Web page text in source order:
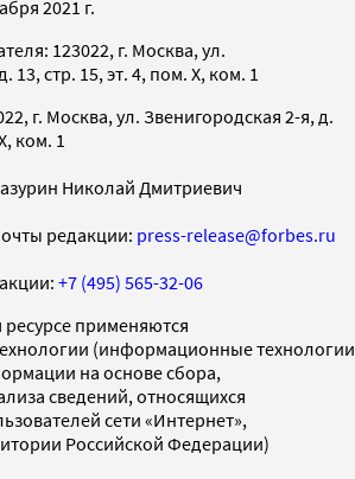
2021 г.
123022, г. Москва, ул.
13, стр. 15, эт. 4, пом. X, ком. 1
г. Москва, ул. Звенигородская 2-я, д.
ком. 1
Николай Дмитриевич
редакции: press-release@forbes.ru
+7 (495) 565-32-06
применяются
(информационные технологии
на основе сбора,
сведений, относящихся
сети «Интернет»,
Российской Федерации)